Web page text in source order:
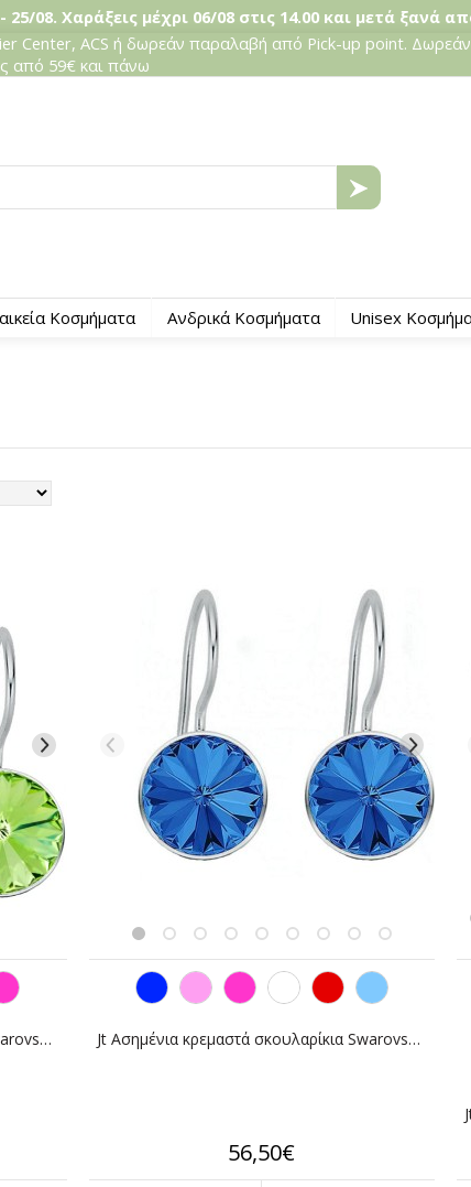
08. Χαράξεις μέχρι 06/08 στις 14.00 και μετά ξανά
Center, ACS ή δωρεάν παραλαβή από Pick-up point. Δωρεάν
από 59€ και πάνω
Κοσμήματα Ανδρικά Κοσμήματα Unisex
Jt Ασημένια κρεμαστά σκουλαρίκια Swarovski rivoli 8mm Jt Ασημένια κρεμαστά σκουλαρίκια Swarovski rivoli 12mm
56,50€